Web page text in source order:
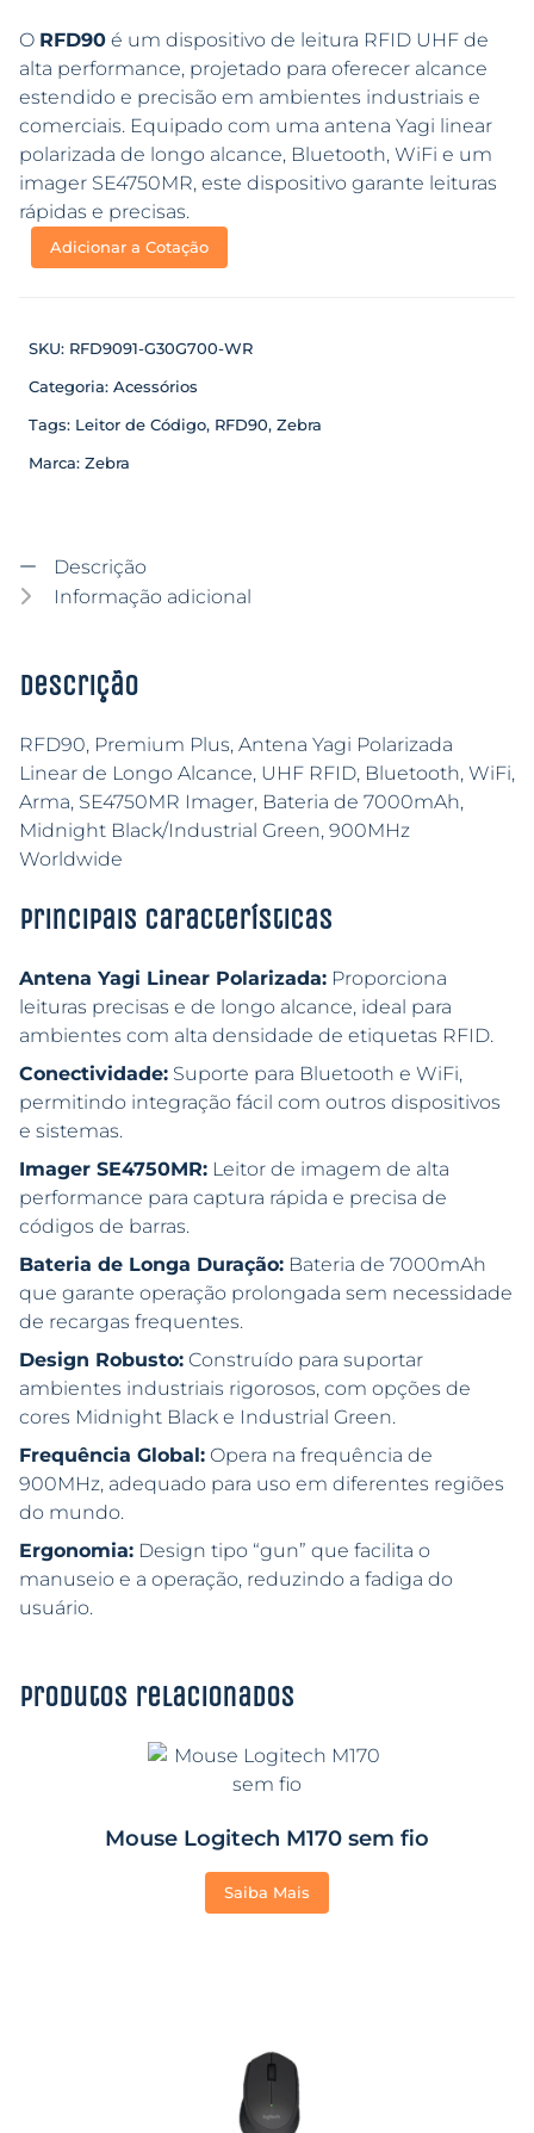
O RFD90 é um dispositivo de leitura RFID UHF de
alta performance, projetado para oferecer alcance
estendido e precisão em ambientes industriais e
comerciais. Equipado com uma antena Yagi linear
polarizada de longo alcance, Bluetooth, WiFi e um
imager SE4750MR, este dispositivo garante leituras
rápidas e precisas.
Adicionar a Cotação
SKU: RFD9091-G30G700-WR
Categoria: Acessórios
Tags: Leitor de Código, RFD90, Zebra
Marca: Zebra
Descrição
Informação adicional
Descrição
RFD90, Premium Plus, Antena Yagi Polarizada
Linear de Longo Alcance, UHF RFID, Bluetooth, WiFi,
Arma, SE4750MR Imager, Bateria de 7000mAh,
Midnight Black/Industrial Green, 900MHz
Worldwide
Principais características
Antena Yagi Linear Polarizada: Proporciona
leituras precisas e de longo alcance, ideal para
ambientes com alta densidade de etiquetas RFID.
Conectividade: Suporte para Bluetooth e WiFi,
permitindo integração fácil com outros dispositivos
e sistemas.
Imager SE4750MR: Leitor de imagem de alta
performance para captura rápida e precisa de
códigos de barras.
Bateria de Longa Duração: Bateria de 7000mAh
que garante operação prolongada sem necessidade
de recargas frequentes.
Design Robusto: Construído para suportar
ambientes industriais rigorosos, com opções de
cores Midnight Black e Industrial Green.
Frequência Global: Opera na frequência de
900MHz, adequado para uso em diferentes regiões
do mundo.
Ergonomia: Design tipo “gun” que facilita o
manuseio e a operação, reduzindo a fadiga do
usuário.
Produtos relacionados
Mouse Logitech M170 sem fio
Saiba Mais